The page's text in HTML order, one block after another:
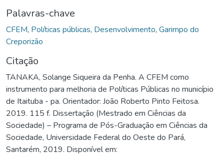
Palavras-chave
CFEM, Políticas públicas, Desenvolvimento, Garimpo do
Creporizão
Citação
TANAKA, Solange Siqueira da Penha. A CFEM como
instrumento para melhoria de Políticas Públicas no município
de Itaituba - pa. Orientador: João Roberto Pinto Feitosa.
2019. 115 f. Dissertação (Mestrado em Ciências da
Sociedade) – Programa de Pós-Graduação em Ciências da
Sociedade, Universidade Federal do Oeste do Pará,
Santarém, 2019. Disponível em: